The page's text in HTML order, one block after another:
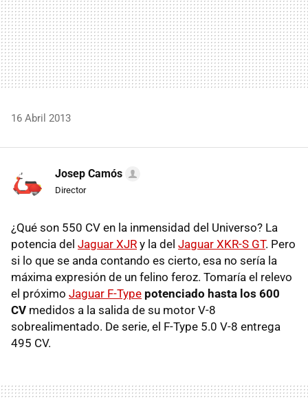
16 Abril 2013
Josep Camós
Director
¿Qué son 550 CV en la inmensidad del Universo? La
potencia del Jaguar XJR y la del Jaguar XKR-S GT. Pero
si lo que se anda contando es cierto, esa no sería la
máxima expresión de un felino feroz. Tomaría el relevo
el próximo Jaguar F-Type potenciado hasta los 600
CV medidos a la salida de su motor V-8
sobrealimentado. De serie, el F-Type 5.0 V-8 entrega
495 CV.